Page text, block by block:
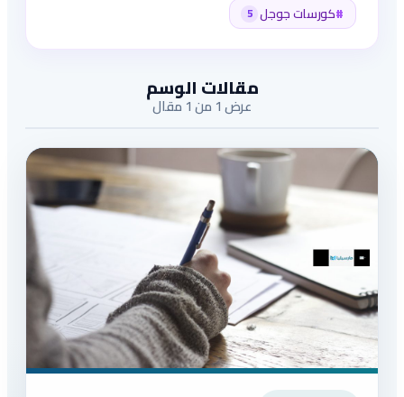
#كورسات جوجل 5
مقالات الوسم
عرض 1 من 1 مقال